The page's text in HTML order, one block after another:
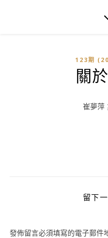
123期
關
崔夢
留下
發佈留言必須填寫的電子郵件